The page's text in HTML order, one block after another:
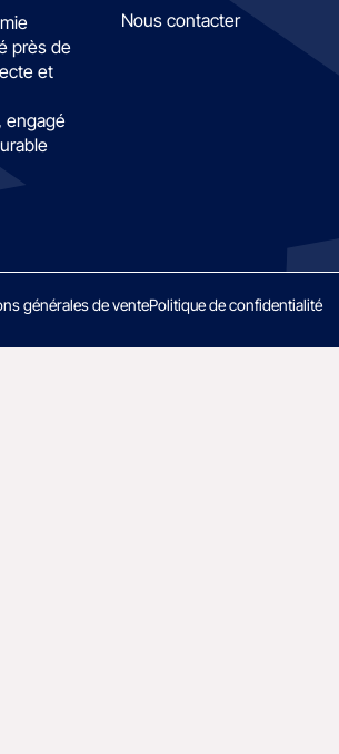
près de
et
engagé
Nous contacter
générales de ventePolitique de confidentialité